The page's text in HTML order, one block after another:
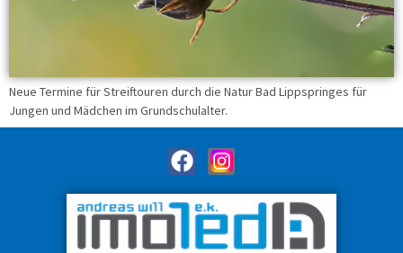
Neue Termine für Streiftouren durch die Natur Bad Lippspringes für
Jungen und Mädchen im Grundschulalter.